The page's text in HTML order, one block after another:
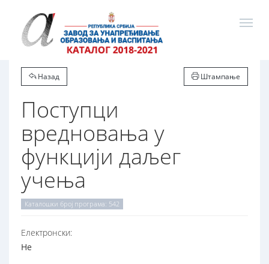
Назад Штампање
Поступци
вредновања у
функцији даљег
учења
Каталошки број програма: 542
Електронски:
Не